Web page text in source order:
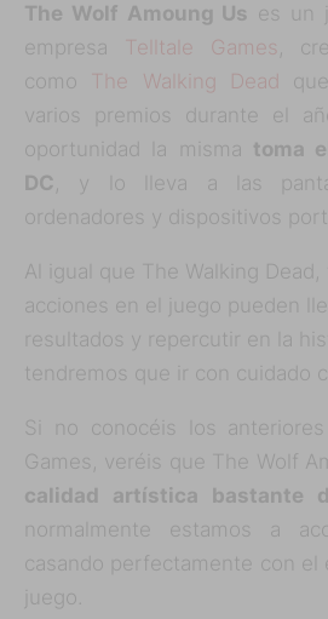
The Wolf Amoung Us es un
empresa
Telltale Games ,
como
The Walking Dead
varios premios durante el
oportunidad la misma toma
DC , y lo lleva a las
ordenadores y dispositivos
Al igual que The Walking
acciones en el juego pueden
resultados y repercutir en la
tendremos que ir con cuidado
Si no conocéis los
Games, veréis que The Wolf
calidad artística bastante
normalmente estamos a
casando perfectamente con el
juego.